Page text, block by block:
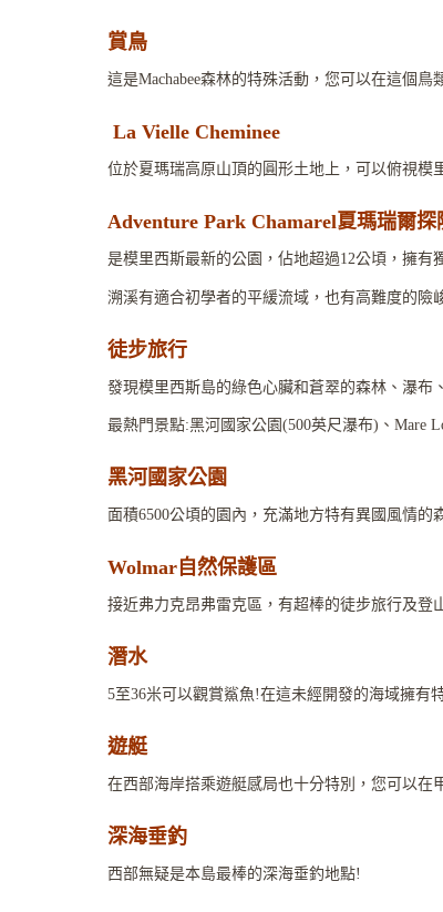
賞鳥
這是Machabee森林的特殊活動，您可以在這個
La Vielle Cheminee
位於夏瑪瑞高原山頂的圓形土地上，可以俯視模
Adventure Park Chamarel夏瑪瑞爾探
是模里西斯最新的公園，佔地超過12公頃，擁有
溯溪有適合初學者的平緩流域，也有高難度的險
徒步旅行
發現模里西斯島的綠色心臟和蒼翠的森林、瀑布
最熱門景點:黑河國家公園(500英尺瀑布)、Mare
黑河國家公園
面積6500公頃的園內，充滿地方特有異國風情
Wolmar自然保護區
接近弗力克昂弗雷克區，有超棒的徒步旅行及登
潛水
5至36米可以觀賞鯊魚!在這未經開發的海域擁有
遊艇
在西部海岸搭乘遊艇感局也十分特別，您可以在
深海垂釣
西部無疑是本島最棒的深海垂釣地點!